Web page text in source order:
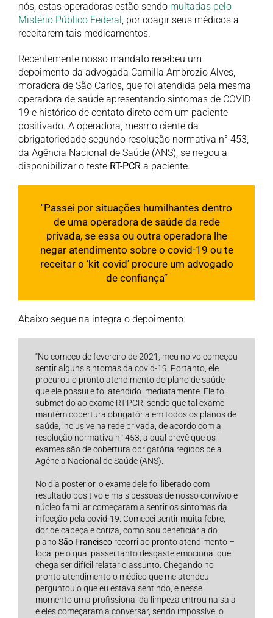
nós, estas operadoras estão sendo multadas pelo
Mistério Público Federal , por coagir seus médicos a
receitarem tais medicamentos.
Recentemente nosso mandato recebeu um
depoimento da advogada Camilla Ambrozio Alves,
moradora de São Carlos, que foi atendida pela mesma
operadora de saúde apresentando sintomas de COVID-
19 e histórico de contato direto com um paciente
positivado. A operadora, mesmo ciente da
obrigatoriedade segundo resolução normativa n° 453,
da Agência Nacional de Saúde (ANS), se negou a
disponibilizar o teste RT-PCR a paciente.
“Passei por situações humilhantes dentro
de uma operadora de saúde da rede
privada, se essa ou outra operadora lhe
negar atendimento sobre o covid-19 ou te
receitar o ‘kit covid’ procure um advogado
de confiança”
Abaixo segue na integra o depoimento:
“No começo de fevereiro de 2021, meu noivo começou
sentir alguns sintomas da covid-19. Portanto, ele
procurou o pronto atendimento do plano de saúde
que ele possui e foi atendido imediatamente. Ele foi
submetido ao exame RT-PCR, sendo que tal exame
mantém cobertura obrigatória em todos os planos de
saúde, inclusive na rede privada, de acordo com a
resolução normativa n° 453, a qual prevê que os
exames são de cobertura obrigatória regidos pela
Agência Nacional de Saúde (ANS).
No dia posterior, o exame dele foi liberado com
resultado positivo e mais pessoas de nosso convívio e
núcleo familiar começaram a sentir os sintomas da
infecção pela covid-19. Comecei sentir muita febre,
dor de cabeça e coriza, como sou beneficiária do
planoSão Francisco recorri ao pronto atendimento –
local pelo qual passei tanto desgaste emocional que
chega ser difícil relatar o assunto. Chegando no
pronto atendimento o médico que me atendeu
perguntou o que eu estava sentindo, e nesse
momento uma profissional da limpeza entrou na sala
e eles começaram a conversar, sendo impossível o